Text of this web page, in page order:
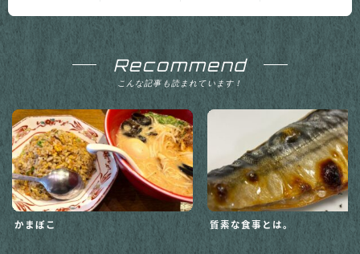
Recommend
こんな記事も読まれています！
かまぼこ 質素な食事とは。